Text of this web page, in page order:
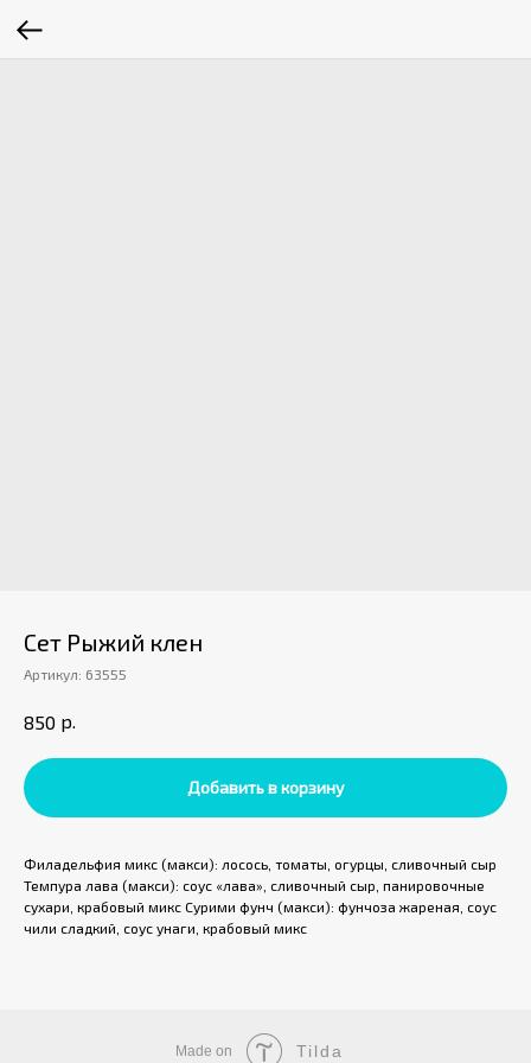
Сет Рыжий клен
Артикул: 63555
850 р.
Добавить в корзину
Филадельфия микс (макси): лосось, томаты, огурцы, сливочный сыр
Темпура лава (макси): соус «лава», сливочный сыр, панировочные
сухари, крабовый микс Сурими фунч (макси): фунчоза жареная, соус
чили сладкий, соус унаги, крабовый микс
Made on Tilda